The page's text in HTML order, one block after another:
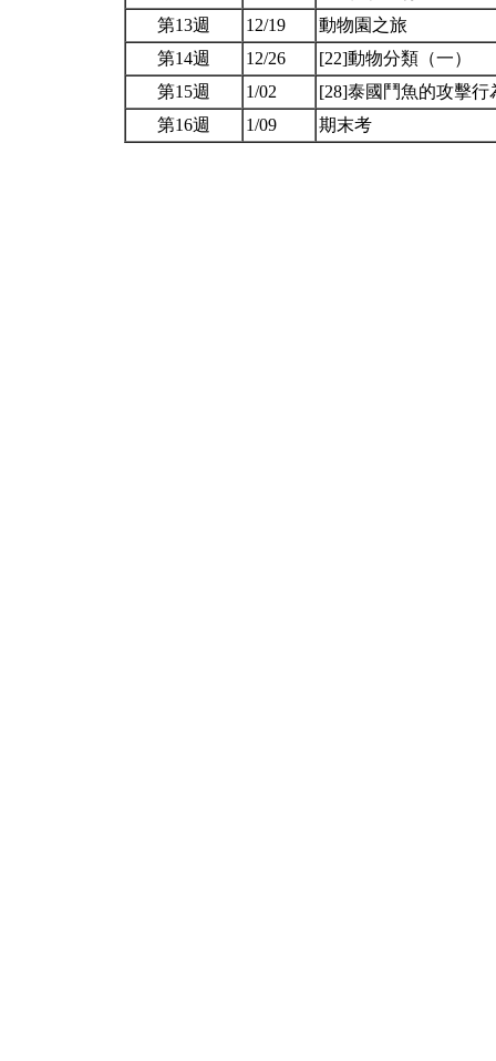
第13週
12/19
動物園之旅
第14週
12/26
[22]動物分類（一）
第15週
1/02
[28]泰國鬥魚的攻擊
第16週
1/09 期末考